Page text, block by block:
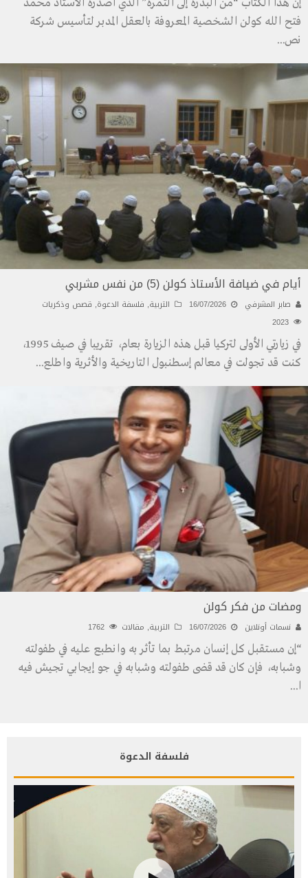
إن هذا الكتاب “من البذرة إلى الثمرة” الذي أصدره الأستاذ محمد
فتح الله كولن الشخصية المعروفة بالعقل المدبر لتأسيس شركة
نص...
أيام في ضيافة الأستاذ كولن (5) من نفس مشربي
صابر المشرفي 16/07/2026 التربية, فلسفة الدعوة, قصص وذكريات
في زيارتي الأولى لتركيا قبل هذه الزيارة بعام، تقريبا في صيف 1995،
كنت قد تجولت في معالم إسطنبول التاريخية والأثرية واطلع...
ومضات من فكر كولن
نسمات أونلاين 16/07/2026 التربية, مقالات
“إن مستقبل كل إنسان مرتبط بما تأثر به وانطبع عليه في طفولته
وشبابه، فإن كان قد قضى طفولته وشبابه في جو إيجابي تجيش فيه
ا...
فلسفة الدعوة